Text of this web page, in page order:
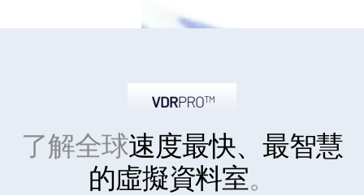
了解全球速度最快、最智慧
的虛擬資料室。